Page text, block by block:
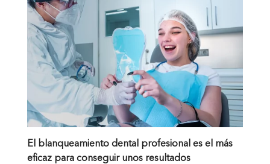
El blanqueamiento dental profesional es el más
eficaz para conseguir unos resultados